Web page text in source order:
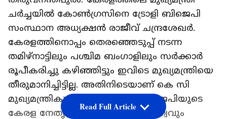
ചർച്ചയിൽ കോണ്‍ഗ്രസിനെ ട്രോളി ബിജെപി
സംസ്ഥാന അധ്യക്ഷൻ രാജീവ് ചന്ദ്രശേഖർ.
കേരളത്തിനൊപ്പം തെരഞ്ഞെടുപ്പ് നടന്ന
തമിഴ്നാട്ടിലും പശ്ചിമ ബംഗാളിലും സർക്കാർ
രൂപീകരിച്ചു കഴിഞ്ഞിട്ടും ഇവിടെ മുഖ്യമന്ത്രിയെ
തീരുമാനിച്ചിട്ടില്ല. അതിനിടെയാണ് കെ സി
മുഖ്യമന്ത്രികുന്നതിനെ ചൊല്ലി ബിജെപിയുടെ
കേരള നേതൃത്വവും ദേശീയ നേതൃത്വവും
Read Full Article